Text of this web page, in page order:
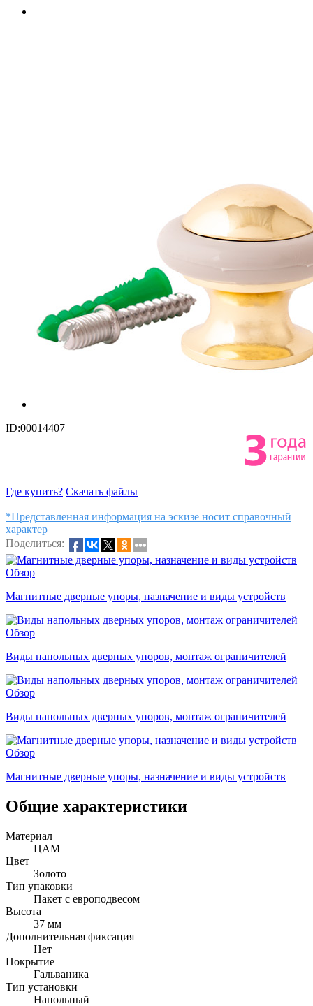
ID:00014407
Где купить? Скачать файлы
*Представленная информация на эскизе носит справочный
характер
Поделиться:
Обзор
Магнитные дверные упоры, назначение и виды устройств
Обзор
Виды напольных дверных упоров, монтаж ограничителей
Обзор
Виды напольных дверных упоров, монтаж ограничителей
Обзор
Магнитные дверные упоры, назначение и виды устройств
Общие характеристики
Материал
ЦАМ
Цвет
Золото
Тип упаковки
Пакет с европодвесом
Высота
37 мм
Дополнительная фиксация
Нет
Покрытие
Гальваника
Тип установки
Напольный